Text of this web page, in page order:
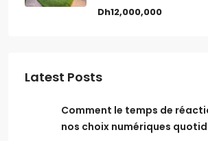
Dh12,000,000
Latest Posts
Comment le temps de
nos choix numériques